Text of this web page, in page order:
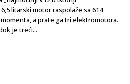
litarski motor raspolaže sa 614
momenta, a prate ga tri elektromotora.
je treći...